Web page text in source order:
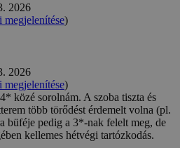
2026
megjelenítése)
2026
megjelenítése)
közé sorolnám. A szoba tiszta és
több törődést érdemelt volna (pl.
büféje pedig a 3*-nak felelt meg, de
kellemes hétvégi tartózkodás.